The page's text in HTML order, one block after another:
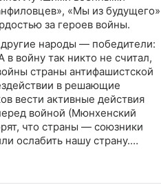
«Мы из будущего»
за героев войны.
народы — победители:
войну так никто не считал,
страны антифашистской
в решающие
вести активные действия
войной (Мюнхенский
что страны — союзники
ослабить нашу страну.
ненависть между
стран Европы и США